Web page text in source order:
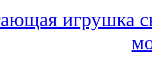
игрушка